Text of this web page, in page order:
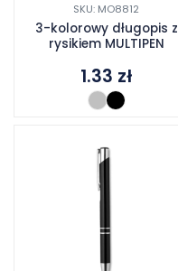
SKU: MO8812
3-kolorowy długopis z
rysikiem MULTIPEN
1.33 zł